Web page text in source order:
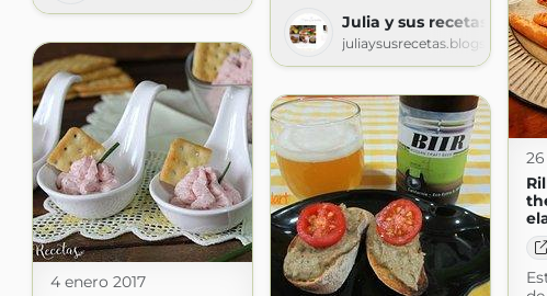
Julia y sus recetas
juliaysusrecetas.blogspot.com
4 enero 2017